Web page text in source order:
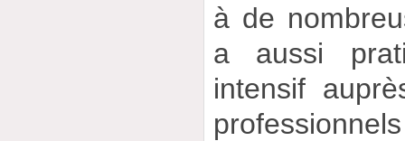
à de
a aussi
intensif